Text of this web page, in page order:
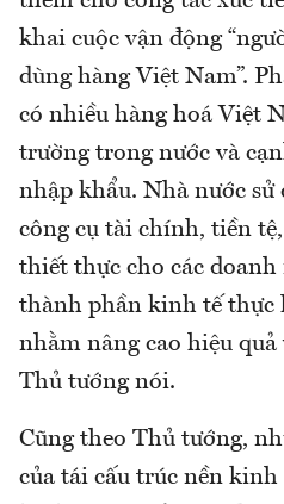
khai cuộc vận động
dùng hàng Việt Nam”.
có nhiều hàng hoá Việt
trường trong nước và
nhập khẩu. Nhà nước sử
công cụ tài chính, tiền
thiết thực cho các
thành phần kinh tế thực
nhằm nâng cao hiệu
Thủ tướng nói.
Cũng theo Thủ tướng,
của tái cấu trúc nền kinh